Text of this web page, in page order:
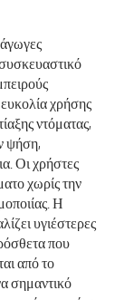
χρήσης
ντόματας,
ψήση,
Οι χρήστες
χωρίς την
Η
υγιέστερες
που
από το
σημαντικό